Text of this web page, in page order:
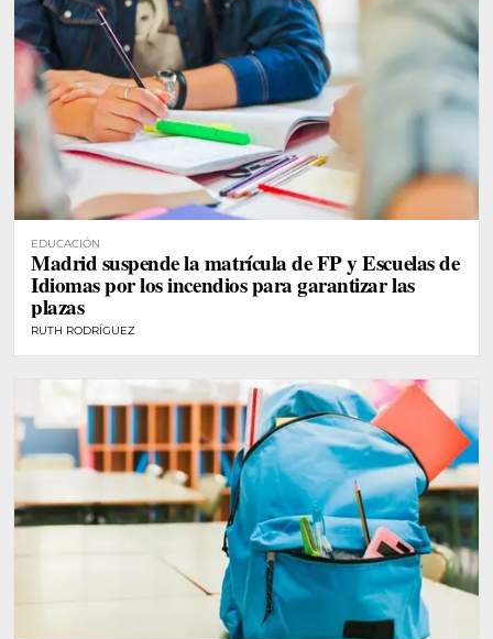
EDUCACIÓN
Madrid suspende la matrícula de FP y Escuelas de
Idiomas por los incendios para garantizar las
plazas
RUTH RODRÍGUEZ